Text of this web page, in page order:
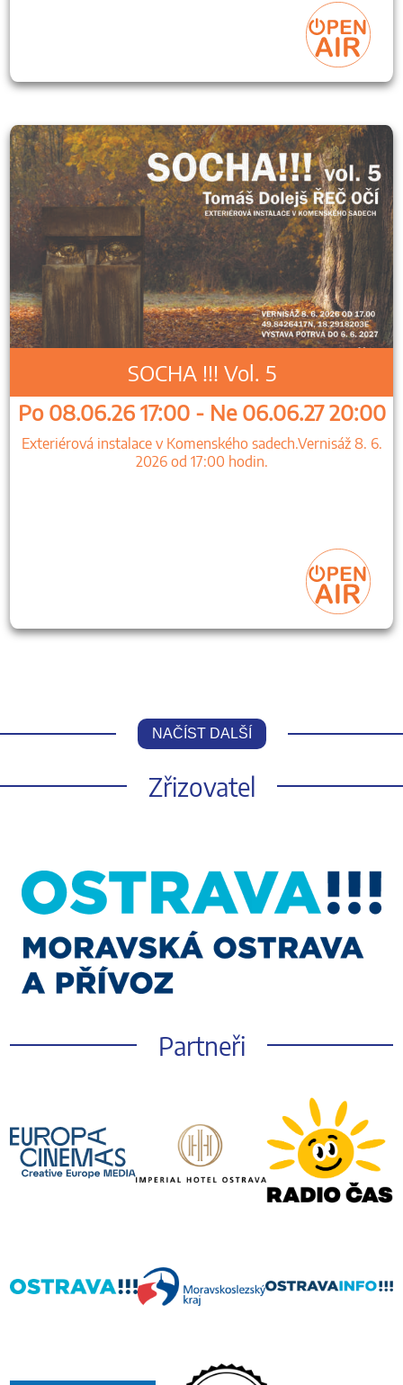
SOCHA !!! Vol. 5
Po 08.06.26 17:00 - Ne 06.06.27 20:00
Exteriérová instalace v Komenského sadech.Vernisáž 8. 6.
2026 od 17:00 hodin.
NAČÍST DALŠÍ
Zřizovatel
Partneři